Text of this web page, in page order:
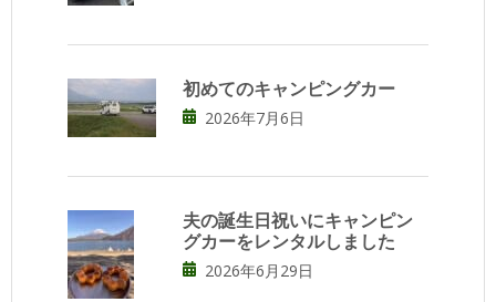
初めてのキャンピングカー
2026年7月6日
夫の誕生日祝いにキャンピン
グカーをレンタルしました
2026年6月29日